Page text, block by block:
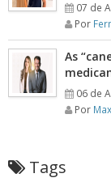
07 de
Por
As
06 de
Por
Tags